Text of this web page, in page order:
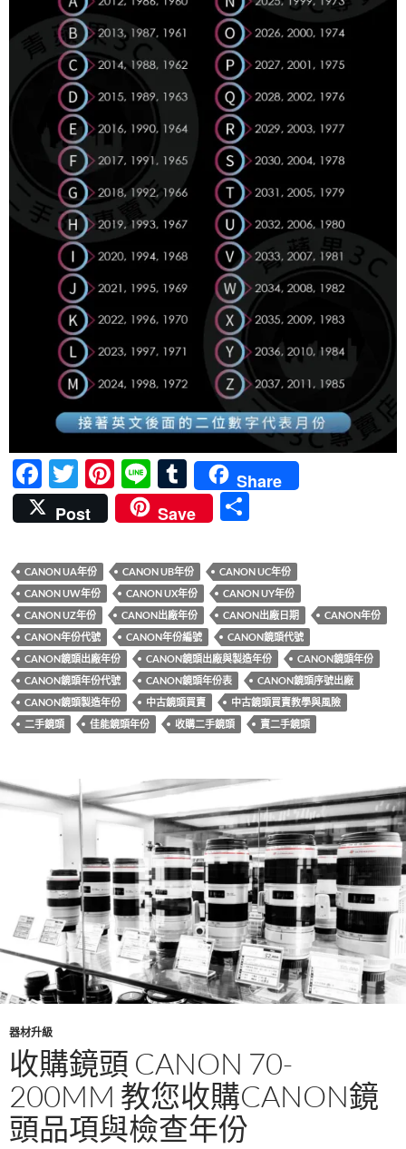
F
ac
e
b
o
o
k
T
w
itt
er
Pi
nt
er
es
t
Li
n
e
T
u
m
bl
r
Share
Post
Save
CANON UA年份 CANON UB年份
CANON UC年份
CANON UW年份
CANON UX年份
CANON UY年份
CANON UZ年份
CANON出廠年份 CANON出廠日期
CANON年份
CANON年份代號
CANON年份編號
CANON鏡頭代號
CANON鏡頭出廠年份
CANON鏡頭出廠與製造年份
CANON鏡頭年份
CANON鏡頭年份代號
CANON鏡頭年份表
CANON鏡頭序號出廠
CANON鏡頭製造年份
中古鏡頭買賣
中古鏡頭買賣教學與風險
二手鏡頭
佳能鏡頭年份 收購二手鏡頭 賣二手鏡頭
器材升級
收購鏡頭 CANON 70-
200MM 教您收購CANON鏡
頭品項與檢查年份